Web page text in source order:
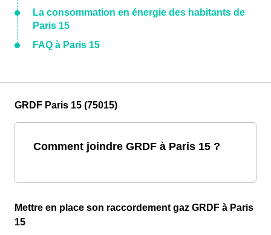
La consommation en énergie des habitants de
Paris 15
FAQ à Paris 15
GRDF Paris 15 (75015)
Comment joindre GRDF à Paris 15 ?
Mettre en place son raccordement gaz GRDF à Paris
15